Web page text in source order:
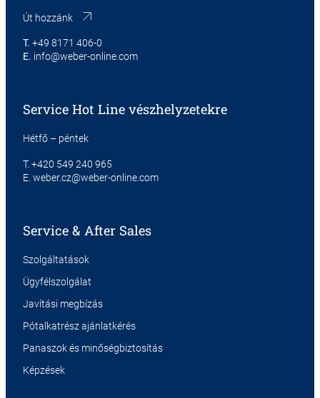
Út hozzánk
T. +49 8171 406-0
E. info@weber-online.com
Service Hot Line vészhelyzetekre
Hétfő – péntek
T. +420 549 240 965
E. weber.cz@weber-online.com
Service & After Sales
Szolgáltatások
Ügyfélszolgálat
Javítási megbízás
Pótalkatrész ajánlatkérés
Panaszok és minőségbiztosítás
Képzések